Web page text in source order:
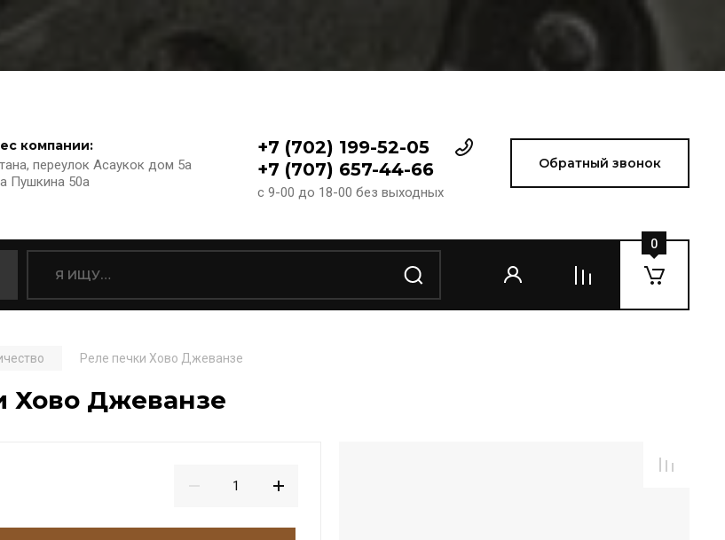
компании:
переулок Асаукок дом 5а
Пушкина 50а
+7 (702) 199-52-05
+7 (707) 657-44-66
с 9-00 до 18-00 без выходных
Обратный звонок
0
Реле печки Хово Джеванзе
Хово Джеванзе